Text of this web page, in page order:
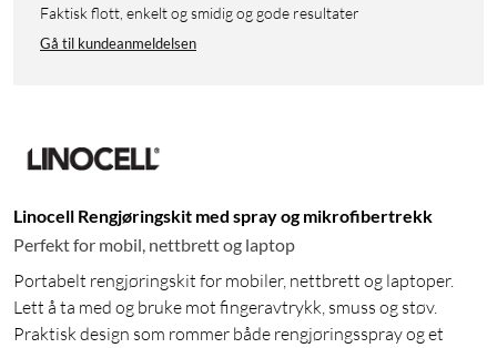
Faktisk flott, enkelt og smidig og gode resultater
Gå til kundeanmeldelsen
Linocell Rengjøringskit med spray og mikrofibertrekk
Perfekt for mobil, nettbrett og laptop
Portabelt rengjøringskit for mobiler, nettbrett og laptoper.
Lett å ta med og bruke mot fingeravtrykk, smuss og støv.
Praktisk design som rommer både rengjøringsspray og et